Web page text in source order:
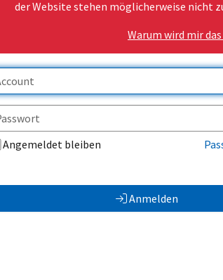
der Website stehen möglicherweise nicht
Warum wird mir
Angemeldet bleiben
Anmelden